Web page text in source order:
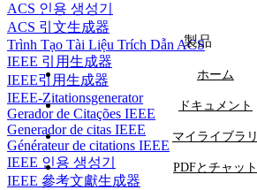
ACS 인용 생성기
ACS 引文生成器
Trình Tạo Tài Liệu Trích Dẫn ACS
IEEE 引用生成器
IEEE引用生成器
IEEE-Zitationsgenerator
Gerador de Citações IEEE
Generador de citas IEEE
Générateur de citations IEEE
IEEE 인용 생성기
IEEE 參考文獻生成器
製品
ホーム
ドキュメント
マイライブラリ
PDFとチャット